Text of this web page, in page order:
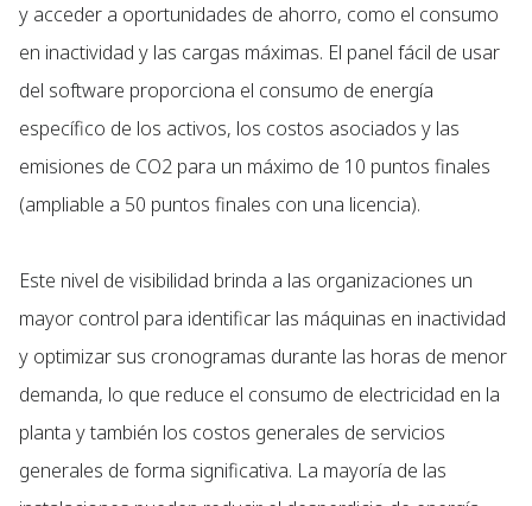
y acceder a oportunidades de ahorro, como el consumo
en inactividad y las cargas máximas. El panel fácil de usar
del software proporciona el consumo de energía
específico de los activos, los costos asociados y las
emisiones de CO2 para un máximo de 10 puntos finales
(ampliable a 50 puntos finales con una licencia).
Este nivel de visibilidad brinda a las organizaciones un
mayor control para identificar las máquinas en inactividad
y optimizar sus cronogramas durante las horas de menor
demanda, lo que reduce el consumo de electricidad en la
planta y también los costos generales de servicios
generales de forma significativa. La mayoría de las